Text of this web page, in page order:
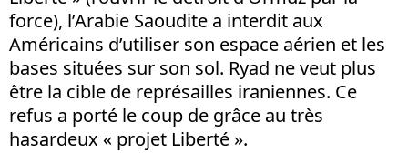
force), l’Arabie Saoudite a interdit aux
Américains d’utiliser son espace aérien et les
bases situées sur son sol. Ryad ne veut plus
être la cible de représailles iraniennes. Ce
refus a porté le coup de grâce au très
hasardeux « projet Liberté ».